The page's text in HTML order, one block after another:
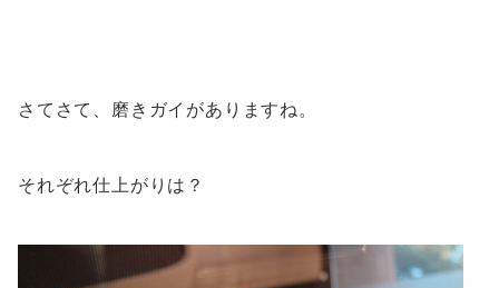
さてさて、磨きガイがありますね。
それぞれ仕上がりは？